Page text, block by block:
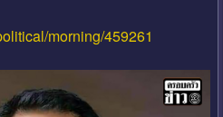
morning/459261